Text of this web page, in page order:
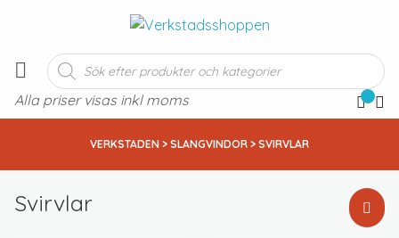
Alla priser visas inkl moms
Produktsökning
VERKSTADEN > SLANGVINDOR > SVIRVLAR
Svirvlar